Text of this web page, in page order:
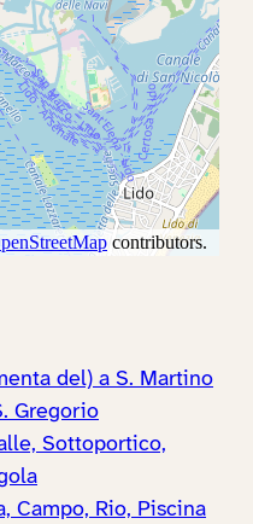
del) a S. Martino
Gregorio
Sottoportico,
Campo, Rio, Piscina